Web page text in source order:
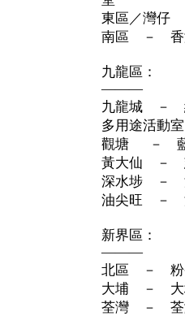
東區／灣仔
南區 － 香
九龍區：
———
九龍城 －
多用途活動室
觀塘 － 藍
黃大仙 －
深水埗 －
油尖旺 －
新界區：
———
北區 － 粉
大埔 － 大
荃灣 － 荃